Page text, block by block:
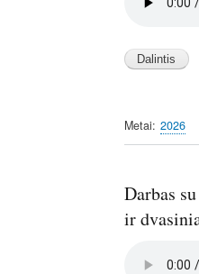
Metai 2026
Darbas
ir